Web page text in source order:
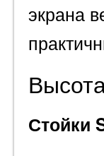
экрана
Стойки